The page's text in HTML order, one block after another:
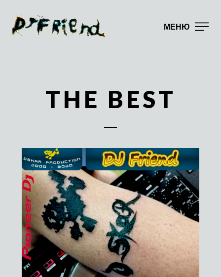
МЕНЮ
THE BEST
14.06.2014